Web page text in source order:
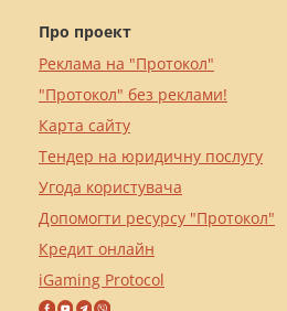
Про проект
Реклама на "Протокол"
"Протокол" без реклами!
Карта сайту
Тендер на юридичну послугу
Угода користувача
Допомогти ресурсу "Протокол"
Кредит онлайн
iGaming Protocol